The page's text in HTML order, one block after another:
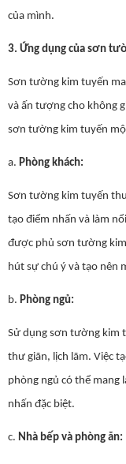
của mình.
3. Ứng dụng của sơn
Sơn tường kim tuyến
và ấn tượng cho không
sơn tường kim tuyến
a. Phòng khách:
Sơn tường kim tuyến
tạo điểm nhấn và làm
được phủ sơn tường
hút sự chú ý và tạo nên
b. Phòng ngủ:
Sử dụng sơn tường kim
thư giãn, lịch lãm. Việc
phòng ngủ có thể mang
nhấn đặc biệt.
c. Nhà bếp và phòng ăn: